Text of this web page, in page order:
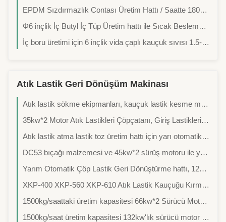
EPDM Sızdırmazlık Contası Üretim Hattı / Saatte 180-250 Kg Kapasite / Stabil ve Verimli
Φ6 inçlik İç Butyl İç Tüp Üretim hattı ile Sıcak Besleme Ekstrüder
İç boru üretimi için 6 inçlik vida çaplı kauçuk sıvısı 1.5-2 ton/saat kapasitesiyle
Atık Lastik Geri Dönüşüm Makinası
Atık lastik sökme ekipmanları, kauçuk lastik kesme makineleri, çift oyu parçalayıcı, kauçuk blok yapım makineleri
35kw*2 Motor Atık Lastikleri Çöpçatanı, Giriş Lastikleri için Su Soğutması ile 1200mm'den Az Boyutlu
Atık lastik atma lastik toz üretim hattı için yarı otomatik lastik geri dönüşüm makinesi
DC53 bıçağı malzemesi ve 45kw*2 sürüş motoru ile yüksek güçlü lastik parçalayıcı saatte 5 ton lastik işleyebilir
Yarım Otomatik Çöp Lastik Geri Dönüştürme hattı, 1200 mm'den küçük lastikler için 55-150 KW güçte 0-200 Mesh Kauçuk Tozu üretiyor
XKP-400 XKP-560 XKP-610 Atık Lastik Kauçuğu Kırma Makinesi, 500kg/sa 1000kg/sa 2000kg/sa Çıktı ile Lastik Geri Dönüşüm Tozu Üretimi İçin
1500kg/saattaki üretim kapasitesi 66kw*2 Sürücü Motoru ve verimli lastik geri dönüşümü için 10m*5m*3m Boyutlu Çift Rollu Lastik Blok Çakıştırıcı
1500kg/saat üretim kapasitesi 132kw'lık sürücü motor ve kauçuk tozu üretimi için 20 adet bıçak ile atık lastik geri dönüşüm hattı